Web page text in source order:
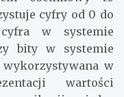
cyfry od 0 do
w systemie
bity w systemie
w
wartości